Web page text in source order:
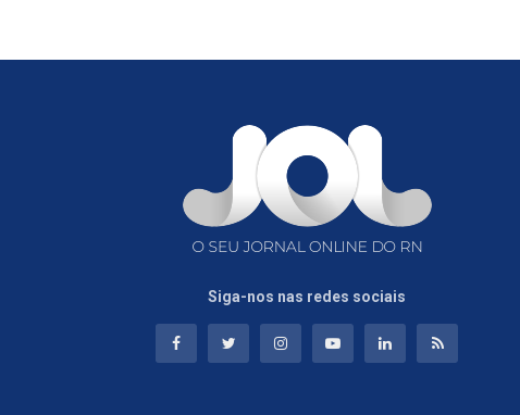
Siga-nos nas redes sociais